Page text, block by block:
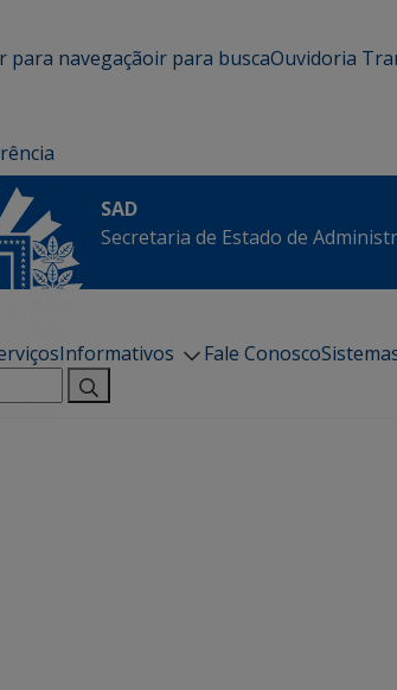
para navegaçãoir para buscaOuvidoria
SAD
Secretaria de Estado de
Informativos Fale Conosco